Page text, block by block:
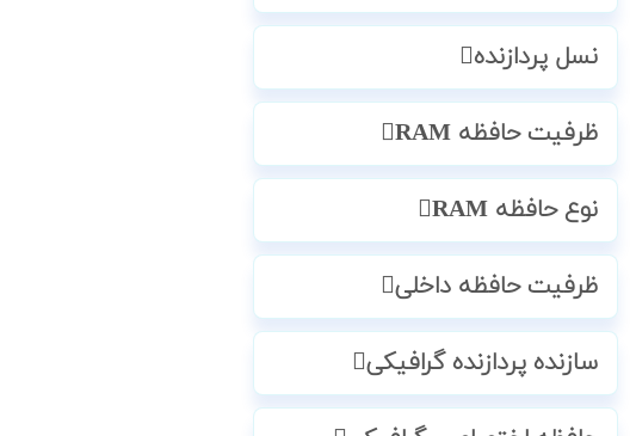
نسل پردازنده
ظرفیت حافظه RAM
نوع حافظه RAM
ظرفیت حافظه داخلی
سازنده پردازنده گرافیکی